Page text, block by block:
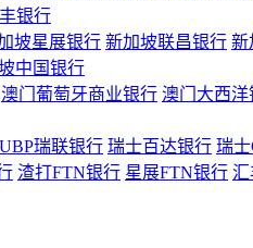
银行
坡星展银行 新加坡联昌银行 新
中国银行
澳门葡萄牙商业银行 澳门大西洋
UBP瑞联银行 瑞士百达银行 瑞
渣打FTN银行 星展FTN银行